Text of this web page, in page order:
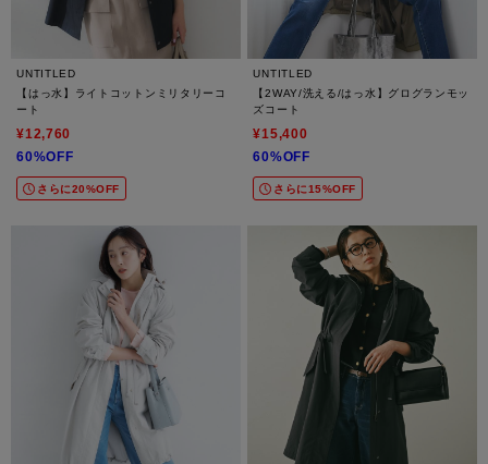
UNTITLED
【はっ水】ライトコットンミリタリーコ
ート
¥12,760
60%OFF
さらに20%OFF
UNTITLED
【2WAY/洗える/はっ水】グログランモッ
ズコート
¥15,400
60%OFF
さらに15%OFF